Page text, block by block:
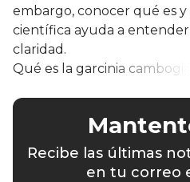
embargo, conocer qué es
científica ayuda a
claridad.
Qué es la garcinia cambogia
Recibe las últimas
en tu correo